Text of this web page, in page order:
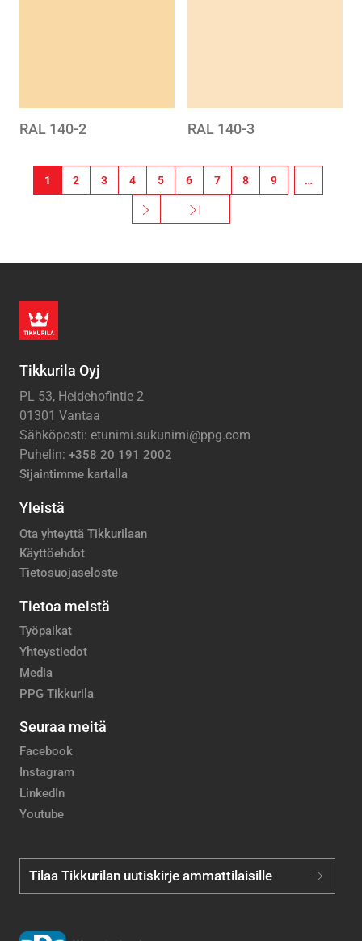
RAL 140-2 RAL 140-3
1 2 3 4 5 6 7 8 9 …
››
Seuraava sivu
Viimeinen »
Viimeinen sivu
Tikkurila Oyj
PL 53, Heidehofintie 2
01301 Vantaa
Sähköposti: etunimi.sukunimi@ppg.com
Puhelin: +358 20 191 2002
Sijaintimme kartalla
Yleistä
Ota yhteyttä Tikkurilaan
Käyttöehdot
Tietosuojaseloste
Tietoa meistä
Työpaikat
Yhteystiedot
Media
PPG Tikkurila
Seuraa meitä
Facebook
Instagram
LinkedIn
Youtube
Tilaa Tikkurilan uutiskirje ammattilaisille